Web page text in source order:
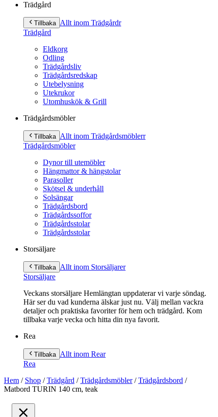
Trädgård
Tillbaka Allt inom Trädgårdr
Trädgård
Eldkorg
Odling
Trädgårdsliv
Trädgårdsredskap
Utebelysning
Utekrukor
Utomhuskök & Grill
Trädgårdsmöbler
Tillbaka Allt inom Trädgårdsmöblerr
Trädgårdsmöbler
Dynor till utemöbler
Hängmattor & hängstolar
Parasoller
Skötsel & underhåll
Solsängar
Trädgårdsbord
Trädgårdssoffor
Trädgårdsstolar
Trädgårdsstolar
Storsäljare
Tillbaka Allt inom Storsäljarer
Storsäljare
Veckans storsäljare Hemlängtan uppdaterar vi varje söndag.
Här ser du vad kunderna älskar just nu. Välj mellan vackra
detaljer och praktiska favoriter för hem och trädgård. Kom
tillbaka varje vecka och hitta din nya favorit.
Rea
Tillbaka Allt inom Rear
Rea
Hem / Shop /Trädgård /Trädgårdsmöbler/Trädgårdsbord /
Matbord TURIN 140 cm, teak